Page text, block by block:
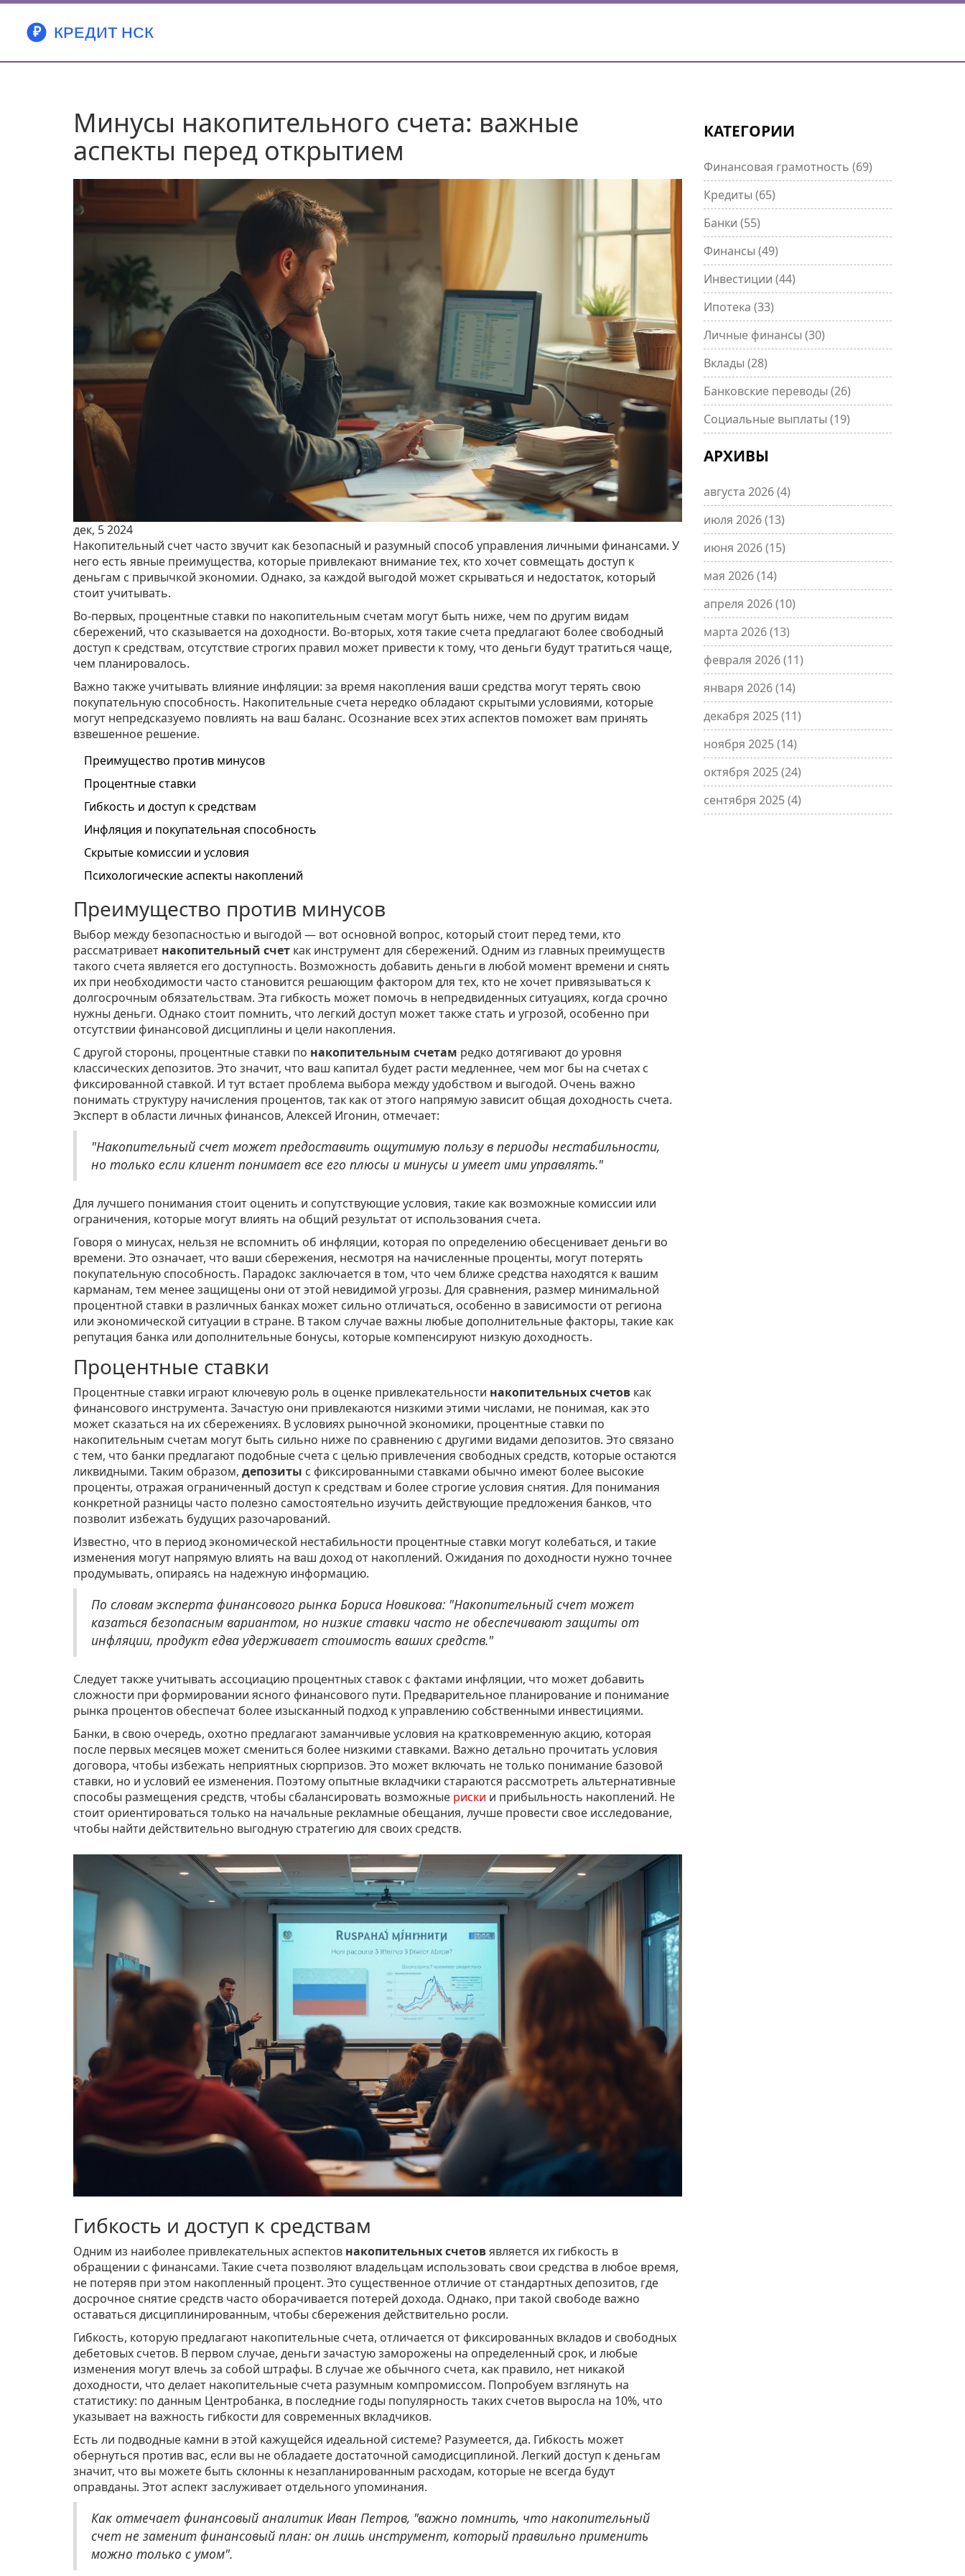
Минусы накопительного счета: важные
аспекты перед открытием
дек, 5 2024
Накопительный счет часто звучит как безопасный и разумный способ управления личными финансами. У
него есть явные преимущества, которые привлекают внимание тех, кто хочет совмещать доступ к
деньгам с привычкой экономии. Однако, за каждой выгодой может скрываться и недостаток, который
стоит учитывать.
Во-первых, процентные ставки по накопительным счетам могут быть ниже, чем по другим видам
сбережений, что сказывается на доходности. Во-вторых, хотя такие счета предлагают более свободный
доступ к средствам, отсутствие строгих правил может привести к тому, что деньги будут тратиться чаще,
чем планировалось.
Важно также учитывать влияние инфляции: за время накопления ваши средства могут терять свою
покупательную способность. Накопительные счета нередко обладают скрытыми условиями, которые
могут непредсказуемо повлиять на ваш баланс. Осознание всех этих аспектов поможет вам принять
взвешенное решение.
Преимущество против минусов
Процентные ставки
Гибкость и доступ к средствам
Инфляция и покупательная способность
Скрытые комиссии и условия
Психологические аспекты накоплений
Преимущество против минусов
Выбор между безопасностью и выгодой — вот основной вопрос, который стоит перед теми, кто
рассматривает накопительный счет как инструмент для сбережений. Одним из главных преимуществ
такого счета является его доступность. Возможность добавить деньги в любой момент времени и снять
их при необходимости часто становится решающим фактором для тех, кто не хочет привязываться к
долгосрочным обязательствам. Эта гибкость может помочь в непредвиденных ситуациях, когда срочно
нужны деньги. Однако стоит помнить, что легкий доступ может также стать и угрозой, особенно при
отсутствии финансовой дисциплины и цели накопления.
С другой стороны, процентные ставки по накопительным счетам редко дотягивают до уровня
классических депозитов. Это значит, что ваш капитал будет расти медленнее, чем мог бы на счетах с
фиксированной ставкой. И тут встает проблема выбора между удобством и выгодой. Очень важно
понимать структуру начисления процентов, так как от этого напрямую зависит общая доходность счета.
Эксперт в области личных финансов, Алексей Игонин, отмечает:
"Накопительный счет может предоставить ощутимую пользу в периоды нестабильности,
но только если клиент понимает все его плюсы и минусы и умеет ими управлять."
Для лучшего понимания стоит оценить и сопутствующие условия, такие как возможные комиссии или
ограничения, которые могут влиять на общий результат от использования счета.
Говоря о минусах, нельзя не вспомнить об инфляции, которая по определению обесценивает деньги во
времени. Это означает, что ваши сбережения, несмотря на начисленные проценты, могут потерять
покупательную способность. Парадокс заключается в том, что чем ближе средства находятся к вашим
карманам, тем менее защищены они от этой невидимой угрозы. Для сравнения, размер минимальной
процентной ставки в различных банках может сильно отличаться, особенно в зависимости от региона
или экономической ситуации в стране. В таком случае важны любые дополнительные факторы, такие как
репутация банка или дополнительные бонусы, которые компенсируют низкую доходность.
Процентные ставки
Процентные ставки играют ключевую роль в оценке привлекательности накопительных счетов как
финансового инструмента. Зачастую они привлекаются низкими этими числами, не понимая, как это
может сказаться на их сбережениях. В условиях рыночной экономики, процентные ставки по
накопительным счетам могут быть сильно ниже по сравнению с другими видами депозитов. Это связано
с тем, что банки предлагают подобные счета с целью привлечения свободных средств, которые остаются
ликвидными. Таким образом, депозиты с фиксированными ставками обычно имеют более высокие
проценты, отражая ограниченный доступ к средствам и более строгие условия снятия. Для понимания
конкретной разницы часто полезно самостоятельно изучить действующие предложения банков, что
позволит избежать будущих разочарований.
Известно, что в период экономической нестабильности процентные ставки могут колебаться, и такие
изменения могут напрямую влиять на ваш доход от накоплений. Ожидания по доходности нужно точнее
продумывать, опираясь на надежную информацию.
По словам эксперта финансового рынка Бориса Новикова: "Накопительный счет может
казаться безопасным вариантом, но низкие ставки часто не обеспечивают защиты от
инфляции, продукт едва удерживает стоимость ваших средств."
Следует также учитывать ассоциацию процентных ставок с фактами инфляции, что может добавить
сложности при формировании ясного финансового пути. Предварительное планирование и понимание
рынка процентов обеспечат более изысканный подход к управлению собственными инвестициями.
Банки, в свою очередь, охотно предлагают заманчивые условия на кратковременную акцию, которая
после первых месяцев может смениться более низкими ставками. Важно детально прочитать условия
договора, чтобы избежать неприятных сюрпризов. Это может включать не только понимание базовой
ставки, но и условий ее изменения. Поэтому опытные вкладчики стараются рассмотреть альтернативные
способы размещения средств, чтобы сбалансировать возможные риски и прибыльность накоплений. Не
стоит ориентироваться только на начальные рекламные обещания, лучше провести свое исследование,
чтобы найти действительно выгодную стратегию для своих средств.
Гибкость и доступ к средствам
Одним из наиболее привлекательных аспектов накопительных счетовявляется их гибкость в
обращении с финансами. Такие счета позволяют владельцам использовать свои средства в любое время,
не потеряв при этом накопленный процент. Это существенное отличие от стандартных депозитов, где
досрочное снятие средств часто оборачивается потерей дохода. Однако, при такой свободе важно
оставаться дисциплинированным, чтобы сбережения действительно росли.
Гибкость, которую предлагают накопительные счета, отличается от фиксированных вкладов и свободных
дебетовых счетов. В первом случае, деньги зачастую заморожены на определенный срок, и любые
изменения могут влечь за собой штрафы. В случае же обычного счета, как правило, нет никакой
доходности, что делает накопительные счета разумным компромиссом. Попробуем взглянуть на
статистику: по данным Центробанка, в последние годы популярность таких счетов выросла на 10%, что
указывает на важность гибкости для современных вкладчиков.
Есть ли подводные камни в этой кажущейся идеальной системе? Разумеется, да. Гибкость может
обернуться против вас, если вы не обладаете достаточной самодисциплиной. Легкий доступ к деньгам
значит, что вы можете быть склонны к незапланированным расходам, которые не всегда будут
оправданы. Этот аспект заслуживает отдельного упоминания.
Как отмечает финансовый аналитик Иван Петров, "важно помнить, что накопительный
счет не заменит финансовый план: он лишь инструмент, который правильно применить
можно только с умом".
КАТЕГОРИИ
Финансовая грамотность (69)
Кредиты (65)
Банки (55)
Финансы (49)
Инвестиции (44)
Ипотека (33)
Личные финансы (30)
Вклады (28)
Банковские переводы (26)
Социальные выплаты (19)
АРХИВЫ
августа 2026(4)
июля 2026(13)
июня 2026(15)
мая 2026(14)
апреля 2026(10)
марта 2026(13)
февраля 2026(11)
января 2026(14)
декабря 2025(11)
ноября 2025(14)
октября 2025(24)
сентября 2025(4)